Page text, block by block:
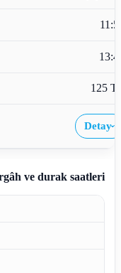
125
Detay›
ve durak saatleri